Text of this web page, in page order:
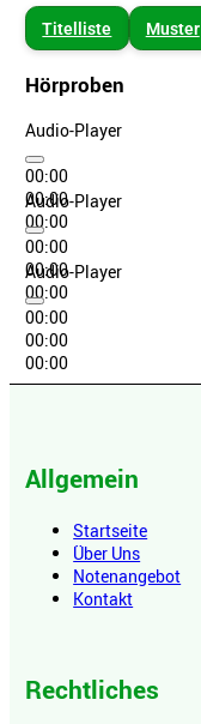
Titelliste Muster
Hörproben
Audio-Player
00:00
00:00
00:00
Audio-Player
00:00
00:00
00:00
Audio-Player
00:00
00:00
00:00
Allgemein
Startseite
Über Uns
Notenangebot
Kontakt
Rechtliches